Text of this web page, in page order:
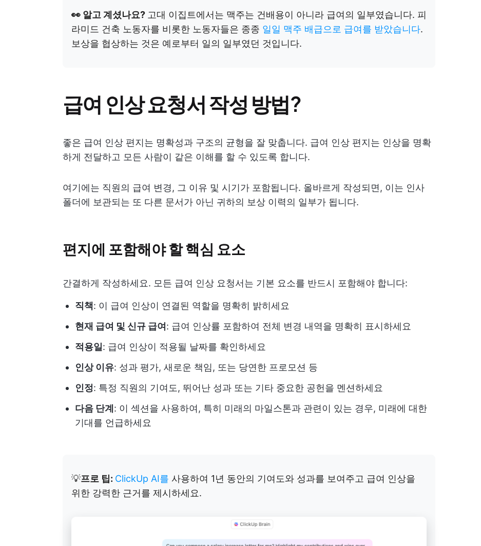
👀 알고 계셨나요? 고대 이집트에서는 맥주는 건배용이 아니라 급여의 일부였습니다. 피
라미드 건축 노동자를 비롯한 노동자들은 종종 일일 맥주 배급으로 급여를 받았습니다.
보상을 협상하는 것은 예로부터 일의 일부였던 것입니다.
급여 인상 요청서 작성 방법?
좋은 급여 인상 편지는 명확성과 구조의 균형을 잘 맞춥니다. 급여 인상 편지는 인상을 명확
하게 전달하고 모든 사람이 같은 이해를 할 수 있도록 합니다.
여기에는 직원의 급여 변경, 그 이유 및 시기가 포함됩니다. 올바르게 작성되면, 이는 인사
폴더에 보관되는 또 다른 문서가 아닌 귀하의 보상 이력의 일부가 됩니다.
편지에 포함해야 할 핵심 요소
간결하게 작성하세요. 모든 급여 인상 요청서는 기본 요소를 반드시 포함해야 합니다:
직책: 이 급여 인상이 연결된 역할을 명확히 밝히세요
현재 급여 및 신규 급여 : 급여 인상률 포함하여 전체 변경 내역을 명확히 표시하세요
적용일 : 급여 인상이 적용될 날짜를 확인하세요
인상 이유: 성과 평가, 새로운 책임, 또는 당연한 프로모션 등
인정: 특정 직원의 기여도, 뛰어난 성과 또는 기타 중요한 공헌을 멘션하세요
다음 단계 : 이 섹션을 사용하여, 특히 미래의 마일스톤과 관련이 있는 경우, 미래에 대한
기대를 언급하세요
💡프로 팁: ClickUp AI를 사용하여 1년 동안의 기여도와 성과를 보여주고 급여 인상을
위한 강력한 근거를 제시하세요.